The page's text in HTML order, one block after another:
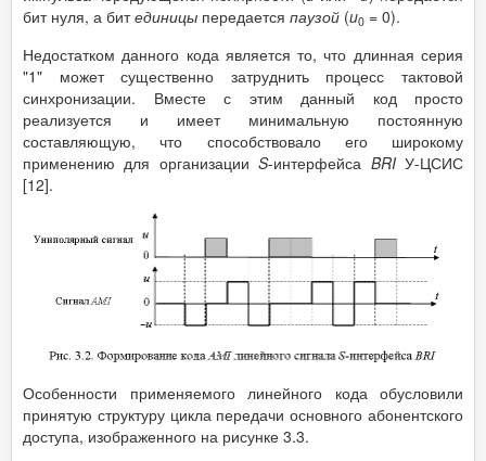
бит нуля, а битединицы передается паузой (u0 = 0).
Недостатком данного кода является то, что длинная серия
"1" может существенно затруднить процесс тактовой
синхронизации. Вместе с этим данный код просто
реализуется и имеет минимальную постоянную
составляющую, что способствовало его широкому
применению для организацииS-интерфейса BRIУ-ЦСИС
[12].
Особенности применяемого линейного кода обусловили
принятую структуру цикла передачи основного абонентского
доступа, изображенного на рисунке 3.3.